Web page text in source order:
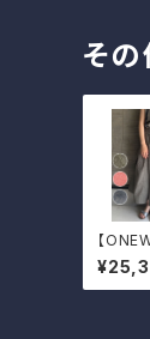
そ
【
ひも付
ータッ